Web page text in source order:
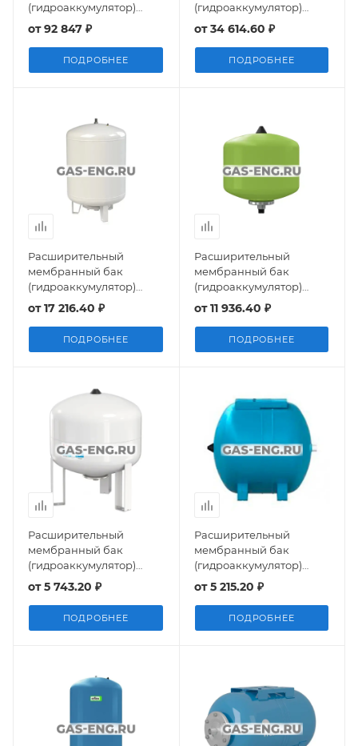
(гидроаккумулятор)
Airfix RP 140-500, 10 бар,
от92 847 ₽
ПОДРОБНЕЕ
(гидроаккумулятор)
WAV(top), Wester
от34 614.60 ₽
ПОДРОБНЕЕ
Расширительный
мембранный бак
(гидроаккумулятор)
Airfix RP-D 110-300, 8 бар,
Flamco
от17 216.40 ₽
ПОДРОБНЕЕ
Расширительный
мембранный бак
(гидроаккумулятор)
Refix DD 8-33, 10 бар,
Reflex
от11 936.40 ₽
ПОДРОБНЕЕ
Расширительный
мембранный бак
(гидроаккумулятор)
Airfix R 35-80, 10 бар,
от5 743.20 ₽
ПОДРОБНЕЕ
Расширительный
мембранный бак
(гидроаккумулятор)
Refix HW, Reflex
от5 215.20 ₽
ПОДРОБНЕЕ